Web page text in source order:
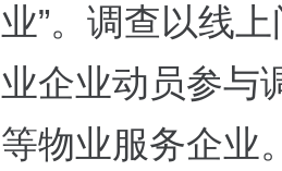
业”。调查以线
业企业动员参与
等物业服务企业。